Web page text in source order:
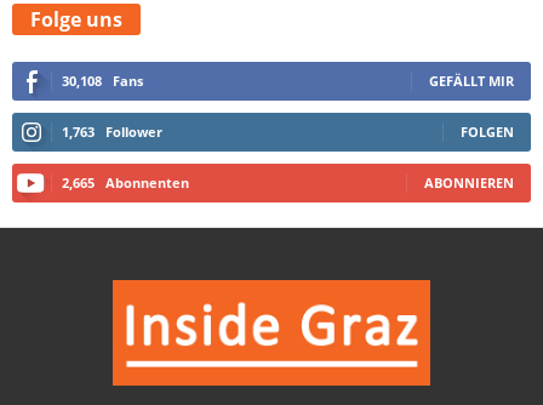
Folge uns
30,108 Fans GEFÄLLT MIR
1,763 Follower FOLGEN
2,665 Abonnenten ABONNIEREN